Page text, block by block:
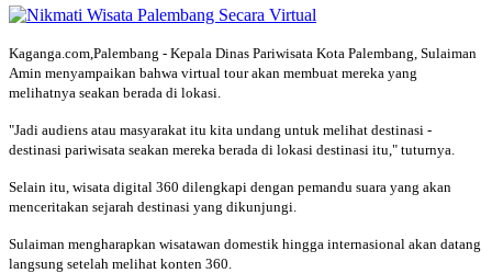
Kaganga.com,Palembang - Kepala Dinas Pariwisata Kota Palembang, Sulaiman
Amin menyampaikan bahwa virtual tour akan membuat mereka yang
melihatnya seakan berada di lokasi.
"Jadi audiens atau masyarakat itu kita undang untuk melihat destinasi -
destinasi pariwisata seakan mereka berada di lokasi destinasi itu," tuturnya.
Selain itu, wisata digital 360 dilengkapi dengan pemandu suara yang akan
menceritakan sejarah destinasi yang dikunjungi.
Sulaiman mengharapkan wisatawan domestik hingga internasional akan datang
langsung setelah melihat konten 360.